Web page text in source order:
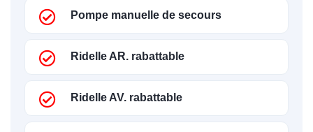
Pompe manuelle de secours
Ridelle AR. rabattable
Ridelle AV. rabattable